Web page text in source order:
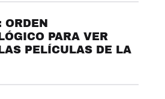
ORDEN
PARA VER
PELÍCULAS DE LA